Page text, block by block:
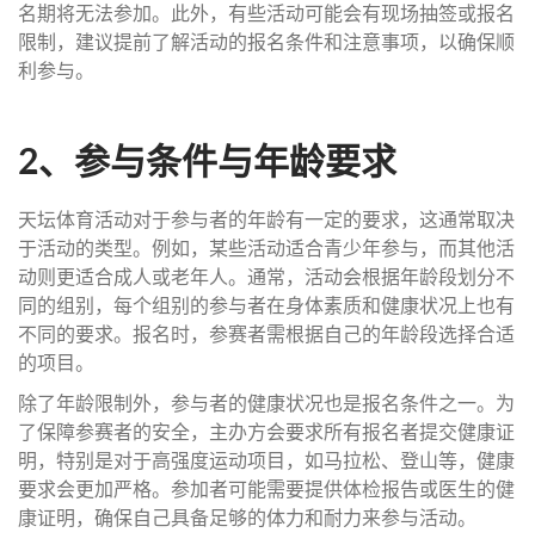
名期将无法参加。此外，有些活动可能会有现场抽签或报名
限制，建议提前了解活动的报名条件和注意事项，以确保顺
利参与。
2、参与条件与年龄要求
天坛体育活动对于参与者的年龄有一定的要求，这通常取决
于活动的类型。例如，某些活动适合青少年参与，而其他活
动则更适合成人或老年人。通常，活动会根据年龄段划分不
同的组别，每个组别的参与者在身体素质和健康状况上也有
不同的要求。报名时，参赛者需根据自己的年龄段选择合适
的项目。
除了年龄限制外，参与者的健康状况也是报名条件之一。为
了保障参赛者的安全，主办方会要求所有报名者提交健康证
明，特别是对于高强度运动项目，如马拉松、登山等，健康
要求会更加严格。参加者可能需要提供体检报告或医生的健
康证明，确保自己具备足够的体力和耐力来参与活动。